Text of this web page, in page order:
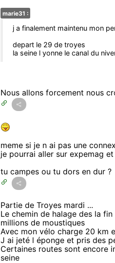
marie31 :
j a finalement maintenu mon
depart le 29 de troyes
la seine l yonne le canal du
Nous allons forcement nous
meme si je n ai pas une
je pourrai aller sur expemag
tu campes ou tu dors en dur ?
Partie de Troyes mardi ...
Le chemin de halage des la
millions de moustiques
Avec mon vélo charge 20 km
J ai jeté l éponge et pris des
Certaines routes sont encore
seine